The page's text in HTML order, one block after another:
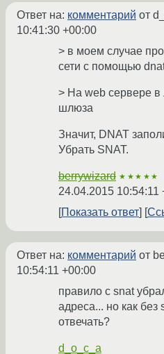
Ответ на: комментарий от
10:41:30 +00:00
> в моем случае
сети с помощью
> На web сервере в
шлюза
Значит, DNAT
Убрать SNAT.
berrywizard ★★★★★
24.04.2015 10:54:11
Показать ответ
Ответ на: комментарий от
10:54:11 +00:00
правило с snat
адреса... но как без
отвечать?
d_o_c_a